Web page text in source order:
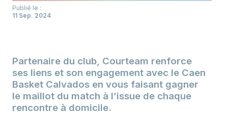
Publié le :
11 Sep. 2024
Partenaire du club, Courteam renforce
ses liens et son engagement avec le Caen
Basket Calvados en vous faisant gagner
le maillot du match à l’issue de chaque
rencontre à domicile.